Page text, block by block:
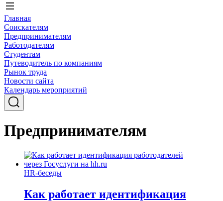
Главная
Соискателям
Предпринимателям
Работодателям
Студентам
Путеводитель по компаниям
Рынок труда
Новости сайта
Календарь мероприятий
Предпринимателям
HR-беседы
Как работает идентификация